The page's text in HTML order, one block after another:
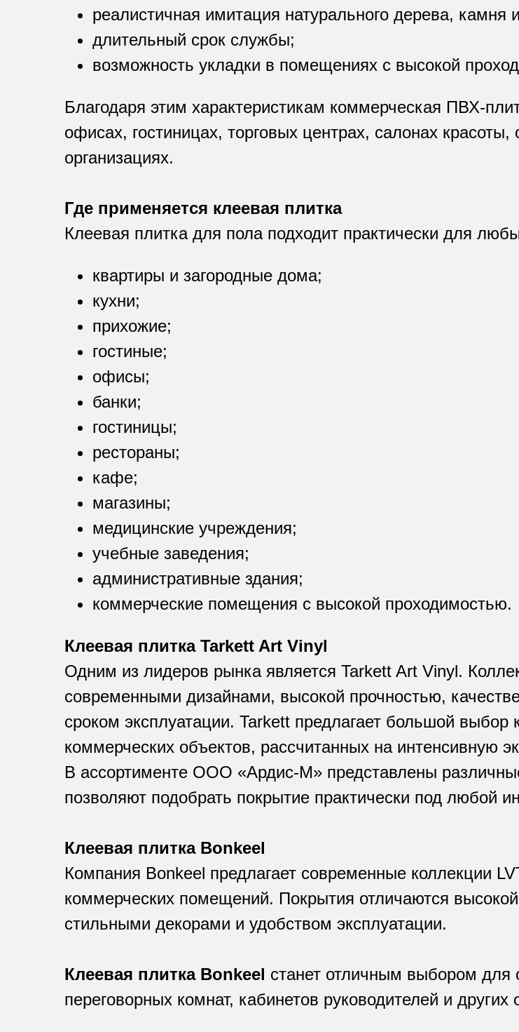
реалистичная имитация натурального дерева, камня
длительный срок службы;
возможность укладки в помещениях с высокой
Благодаря этим характеристикам коммерческая ПВХ-
офисах, гостиницах, торговых центрах, салонах
организациях.
Где применяется клеевая плитка
Клеевая плитка для пола подходит практически для
квартиры и загородные дома;
кухни;
прихожие;
гостиные;
офисы;
банки;
гостиницы;
рестораны;
кафе;
магазины;
медицинские учреждения;
учебные заведения;
административные здания;
коммерческие помещения с высокой проходимостью.
Клеевая плитка Tarkett Art Vinyl
Одним из лидеров рынка является Tarkett Art Vinyl.
современными дизайнами, высокой прочностью,
сроком эксплуатации. Tarkett предлагает большой
коммерческих объектов, рассчитанных на интенсивную
В ассортименте ООО «Ардис-М» представлены
позволяют подобрать покрытие практически под любой
Клеевая плитка Bonkeel
Компания Bonkeel предлагает современные коллекции
коммерческих помещений. Покрытия отличаются
стильными декорами и удобством эксплуатации.
Клеевая плитка Bonkeel станет отличным выбором для
переговорных комнат, кабинетов руководителей и